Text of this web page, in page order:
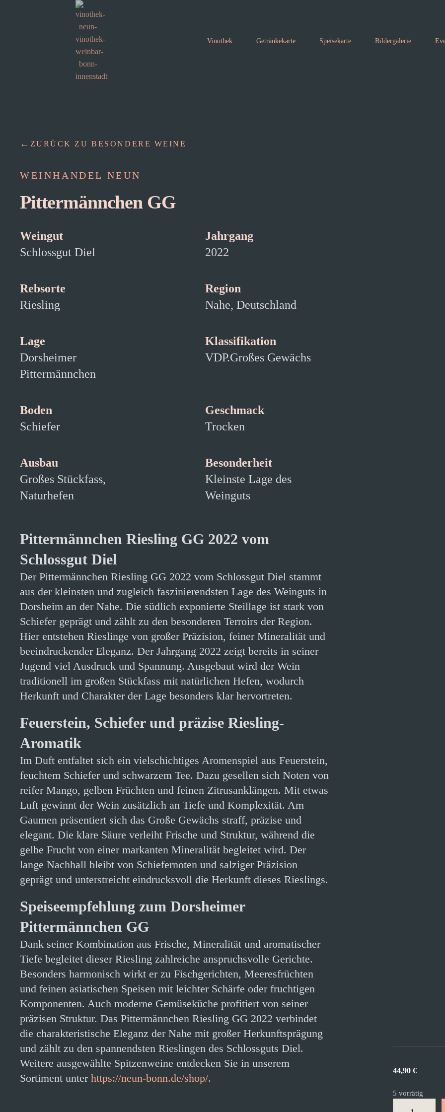
Vinothek Getränkekarte Speisekarte Bildergalerie
ZURÜCK ZU BESONDERE WEINE
WEINHANDEL NEUN
Pittermännchen GG
Weingut
Schlossgut Diel
Jahrgang
2022
Rebsorte
Riesling
Region
Nahe, Deutschland
Lage
Dorsheimer
Pittermännchen
Klassifikation
VDP.Großes Gewächs
Boden
Schiefer
Geschmack
Trocken
Ausbau
Großes Stückfass,
Naturhefen
Besonderheit
Kleinste Lage des
Weinguts
Pittermännchen Riesling GG 2022 vom
Schlossgut Diel
Der Pittermännchen Riesling GG 2022 vom Schlossgut Diel stammt
aus der kleinsten und zugleich faszinierendsten Lage des Weinguts in
Dorsheim an der Nahe. Die südlich exponierte Steillage ist stark von
Schiefer geprägt und zählt zu den besonderen Terroirs der Region.
Hier entstehen Rieslinge von großer Präzision, feiner Mineralität und
beeindruckender Eleganz. Der Jahrgang 2022 zeigt bereits in seiner
Jugend viel Ausdruck und Spannung. Ausgebaut wird der Wein
traditionell im großen Stückfass mit natürlichen Hefen, wodurch
Herkunft und Charakter der Lage besonders klar hervortreten.
Feuerstein, Schiefer und präzise Riesling-
Aromatik
Im Duft entfaltet sich ein vielschichtiges Aromenspiel aus Feuerstein,
feuchtem Schiefer und schwarzem Tee. Dazu gesellen sich Noten von
reifer Mango, gelben Früchten und feinen Zitrusanklängen. Mit etwas
Luft gewinnt der Wein zusätzlich an Tiefe und Komplexität. Am
Gaumen präsentiert sich das Große Gewächs straff, präzise und
elegant. Die klare Säure verleiht Frische und Struktur, während die
gelbe Frucht von einer markanten Mineralität begleitet wird. Der
lange Nachhall bleibt von Schiefernoten und salziger Präzision
geprägt und unterstreicht eindrucksvoll die Herkunft dieses Rieslings.
Speiseempfehlung zum Dorsheimer
Pittermännchen GG
Dank seiner Kombination aus Frische, Mineralität und aromatischer
Tiefe begleitet dieser Riesling zahlreiche anspruchsvolle Gerichte.
Besonders harmonisch wirkt er zu Fischgerichten, Meeresfrüchten
und feinen asiatischen Speisen mit leichter Schärfe oder fruchtigen
Komponenten. Auch moderne Gemüseküche profitiert von seiner
präzisen Struktur. Das Pittermännchen Riesling GG 2022 verbindet
die charakteristische Eleganz der Nahe mit großer Herkunftsprägung
und zählt zu den spannendsten Rieslingen des Schlossguts Diel.
Weitere ausgewählte Spitzenweine entdecken Sie in unserem
Sortiment unter https://neun-bonn.de/shop/.
44,90 €
5 vorrätig